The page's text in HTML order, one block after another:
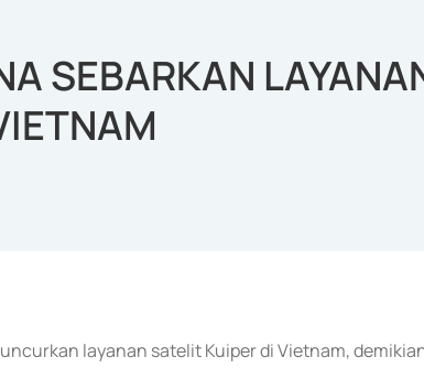
SEBARKAN
layanan satelit Kuiper di Vietnam,